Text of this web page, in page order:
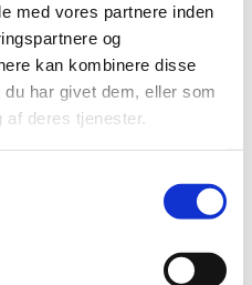
med vores partnere inden
og
kan kombinere disse
har givet dem, eller som
af deres tjenester.
tildelingen af
for vagtordningen,…
(Genopslag)
i postnummer 9640.
Apotek (Genopslag)